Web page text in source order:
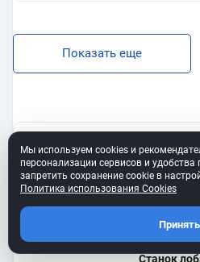
Показать еще
Лобзиковый
13 190
В
Станок
Мы используем cookies и
персонализации сервисов и
запретить сохранение cookie в
Политика использования Cookies
Принять